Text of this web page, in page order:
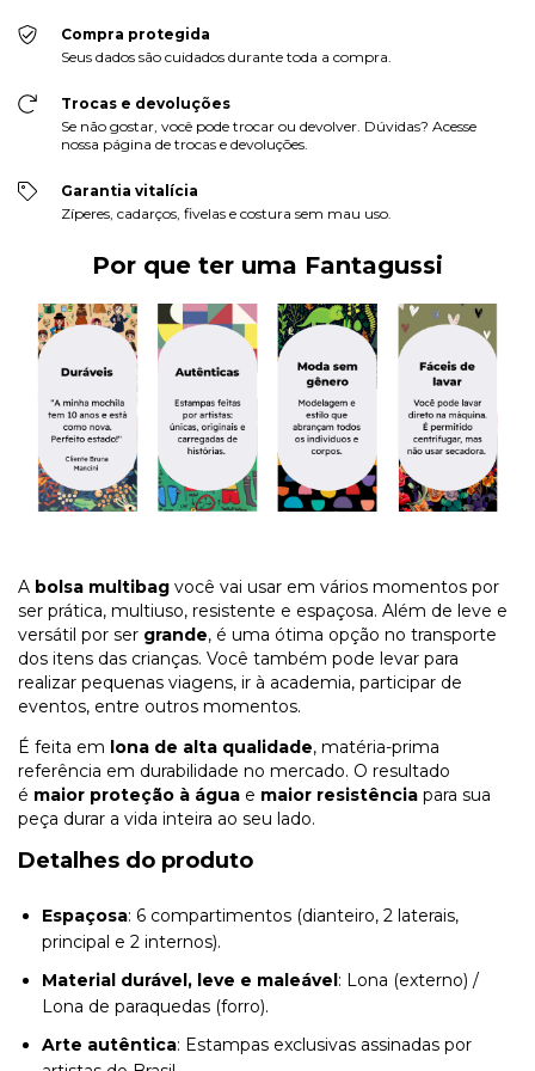
Compra protegida
Seus dados são cuidados durante toda a compra.
Trocas e devoluções
Se não gostar, você pode trocar ou devolver. Dúvidas? Acesse
nossa página de trocas e devoluções.
Garantia vitalícia
Zíperes, cadarços, fivelas e costura sem mau uso.
Por que ter uma Fantagussi
A bolsa multibag você vai usar em vários momentos por
ser prática, multiuso, resistente e espaçosa. Além de leve e
versátil por ser grande, é uma ótima opção no transporte
dos itens das crianças. Você também pode levar para
realizar pequenas viagens, ir à academia, participar de
eventos, entre outros momentos.
É feita em lona de alta qualidade, matéria-prima
referência em durabilidade no mercado. O resultado
é maior proteção à água e maior resistência para sua
peça durar a vida inteira ao seu lado.
Detalhes do produto
Espaçosa: 6 compartimentos (dianteiro, 2 laterais,
principal e 2 internos).
Material durável, leve e maleável : Lona (externo) /
Lona de paraquedas (forro).
Arte autêntica: Estampas exclusivas assinadas por